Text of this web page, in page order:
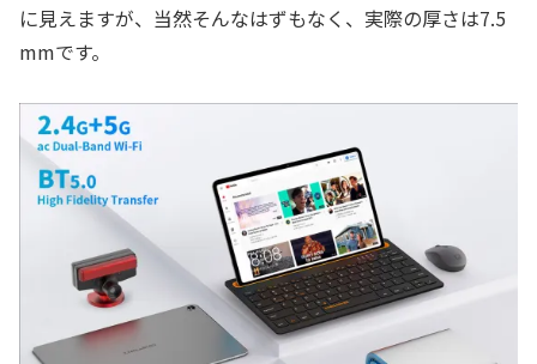
に見えますが、当然そんなはずもなく、実際の厚さは7.5
mmです。